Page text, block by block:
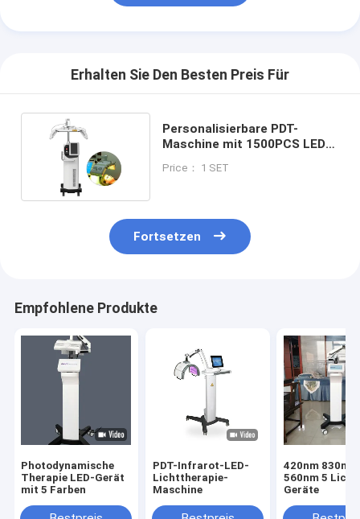
Erhalten Sie Den Besten Preis Für
Personalisierbare PDT-
Maschine mit 1500PCS LEDs
Price： 1 SET
Fortsetzen
Empfohlene Produkte
Photodynamische
Therapie LED-Gerät
mit 5 Farben
PDT-Infrarot-LED-
Lichttherapie-
Maschine
420nm 830nm
560nm 5 Licht
Geräte